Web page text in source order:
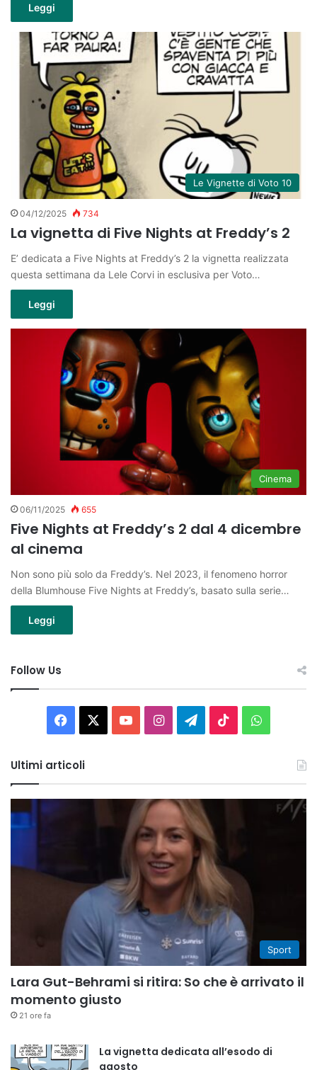
Leggi
Le Vignette di Voto 10
04/12/2025 734
La vignetta di Five Nights at Freddy’s 2
E’ dedicata a Five Nights at Freddy’s 2 la vignetta realizzata
questa settimana da Lele Corvi in esclusiva per Voto…
Leggi
Cinema
06/11/2025 655
Five Nights at Freddy’s 2 dal 4 dicembre
al cinema
Non sono più solo da Freddy’s. Nel 2023, il fenomeno horror
della Blumhouse Five Nights at Freddy’s, basato sulla serie…
Leggi
Follow Us
Facebook You InstagramTelegram
TikTok
Ultimi articoli
Sport
Lara Gut-Behrami si ritira: So che è arrivato il
momento giusto
21 ore fa
La vignetta dedicata all’esodo di
agosto